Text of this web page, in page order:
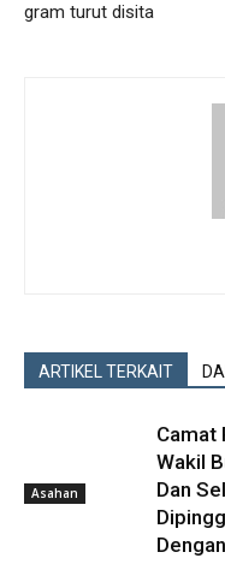
gram turut disita
ARTIKEL TERKAIT
Asahan
Camat
Wakil
Dan